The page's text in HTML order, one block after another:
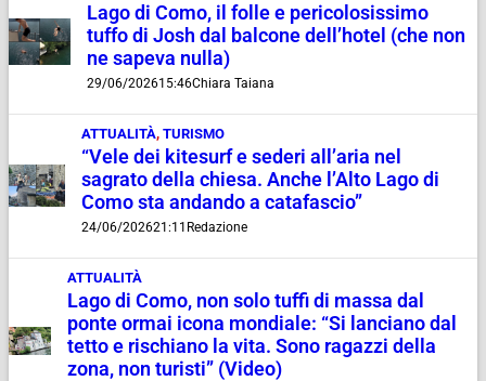
Lago di Como, il folle e pericolosissimo
tuffo di Josh dal balcone dell’hotel (che non
ne sapeva nulla)
29/06/202615:46Chiara Taiana
ATTUALITÀ, TURISMO
“Vele dei kitesurf e sederi all’aria nel
sagrato della chiesa. Anche l’Alto Lago di
Como sta andando a catafascio”
24/06/202621:11 Redazione
ATTUALITÀ
Lago di Como, non solo tuffi di massa dal
ponte ormai icona mondiale: “Si lanciano dal
tetto e rischiano la vita. Sono ragazzi della
zona, non turisti” (Video)